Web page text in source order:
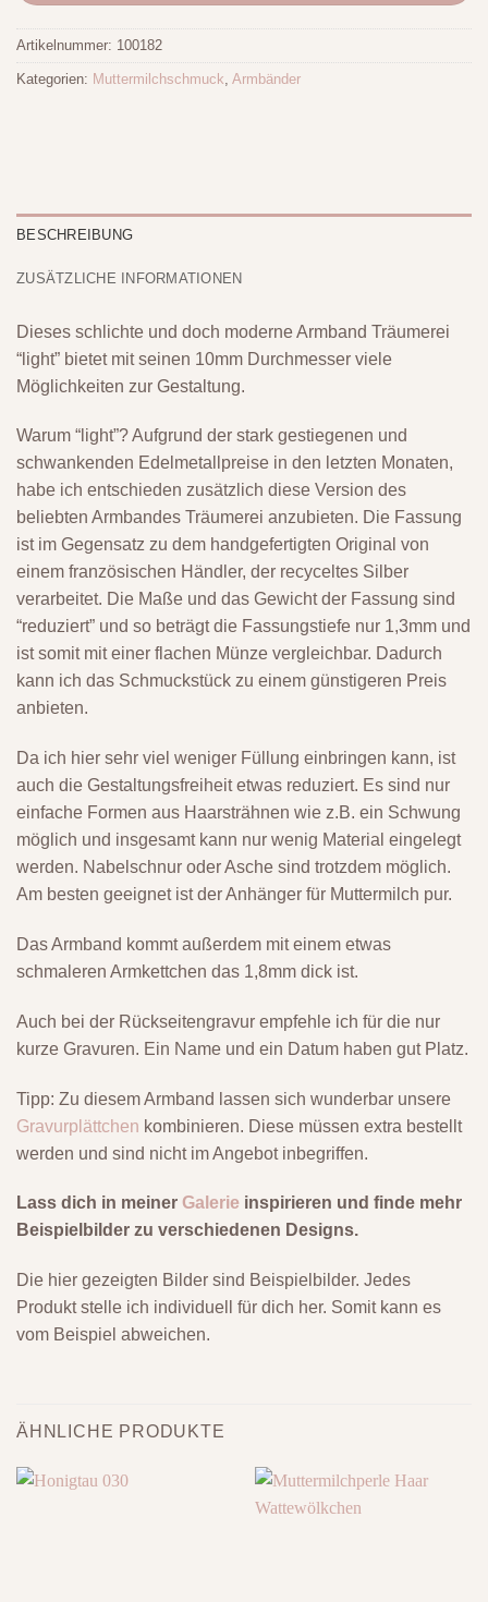
Artikelnummer: 100182
Kategorien: Muttermilchschmuck Armbänder
BESCHREIBUNG
ZUSÄTZLICHE INFORMATIONEN
Dieses schlichte und doch moderne Armband Träumerei
“light” bietet mit seinen 10mm Durchmesser viele
Möglichkeiten zur Gestaltung.
Warum “light”? Aufgrund der stark gestiegenen und
schwankenden Edelmetallpreise in den letzten Monaten,
habe ich entschieden zusätzlich diese Version des
beliebten Armbandes Träumerei anzubieten. Die Fassung
ist im Gegensatz zu dem handgefertigten Original von
einem französischen Händler, der recyceltes Silber
verarbeitet. Die Maße und das Gewicht der Fassung sind
“reduziert” und so beträgt die Fassungstiefe nur 1,3mm und
ist somit mit einer flachen Münze vergleichbar. Dadurch
kann ich das Schmuckstück zu einem günstigeren Preis
anbieten.
Da ich hier sehr viel weniger Füllung einbringen kann, ist
auch die Gestaltungsfreiheit etwas reduziert. Es sind nur
einfache Formen aus Haarsträhnen wie z.B. ein Schwung
möglich und insgesamt kann nur wenig Material eingelegt
werden. Nabelschnur oder Asche sind trotzdem möglich.
Am besten geeignet ist der Anhänger für Muttermilch pur.
Das Armband kommt außerdem mit einem etwas
schmaleren Armkettchen das 1,8mm dick ist.
Auch bei der Rückseitengravur empfehle ich für die nur
kurze Gravuren. Ein Name und ein Datum haben gut Platz.
Tipp: Zu diesem Armband lassen sich wunderbar unsere
Gravurplättchen kombinieren. Diese müssen extra bestellt
werden und sind nicht im Angebot inbegriffen.
Lass dich in meiner Galerie inspirieren und finde mehr
Beispielbilder zu verschiedenen Designs.
Die hier gezeigten Bilder sind Beispielbilder. Jedes
Produkt stelle ich individuell für dich her. Somit kann es
vom Beispiel abweichen.
ÄHNLICHE PRODUKTE